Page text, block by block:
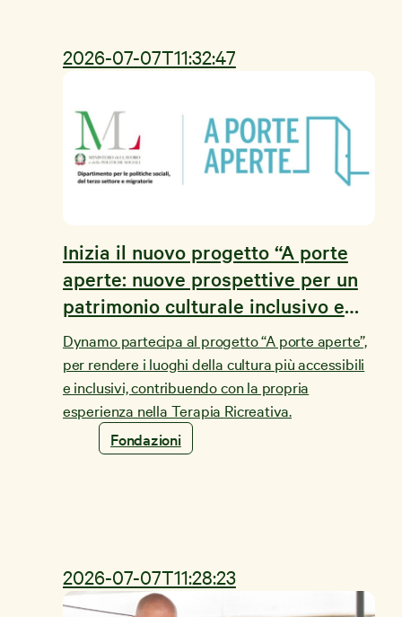
2026-07-07T11:32:47
Inizia il nuovo progetto “A porte
aperte: nuove prospettive per un
patrimonio culturale inclusivo e
accessibile a tutti”
Dynamo partecipa al progetto “A porte aperte”,
per rendere i luoghi della cultura più accessibili
e inclusivi, contribuendo con la propria
esperienza nella Terapia Ricreativa.
Fondazioni
2026-07-07T11:28:23